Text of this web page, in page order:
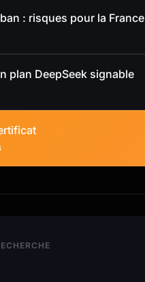
: risques pour la France
plan DeepSeek signable